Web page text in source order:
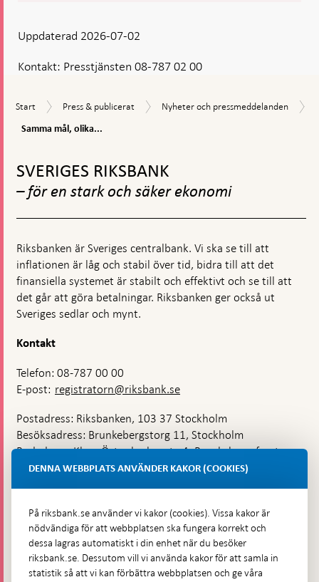
Kontakt: Presstjänsten 08-787 02 00
Uppdaterad 2026-07-02
Start
Start
Press
publicerat
Press & publicerat
Nyheter
Nyheter och pressmeddelanden
Samma
Norges
Bank
och
perioden
Samma mål, olika...
toppnavigation
SVERIGES RIKSBANK
– för en stark och säker ekonomi
Riksbanken är Sveriges centralbank. Vi ska se till att
inflationen är låg och stabil över tid, bidra till att det
finansiella systemet är stabilt och effektivt och se till att
det går att göra betalningar. Riksbanken ger också ut
Sveriges sedlar och mynt.
Kontakt
Telefon: 08-787 00 00
E-post: registratorn@riksbank.se
Postadress: Riksbanken, 103 37 Stockholm
Besöksadress: Brunkebergstorg 11, Stockholm
Budadress: Klara Östra kyrkogata 4, Brunkebergsfaret,
Lastplats 6
Hitta direkt
Frågor och svar-
DENNA WEBBPLATS ANVÄNDER KAKOR (COOKIES)
På riksbank.se använder vi kakor (cookies). Vissa kakor är
nödvändiga för att webbplatsen ska fungera korrekt och
dessa lagras automatiskt i din enhet när du besöker
riksbank.se. Dessutom vill vi använda kakor för att samla in
statistik så att vi kan förbättra webbplatsen och ge våra